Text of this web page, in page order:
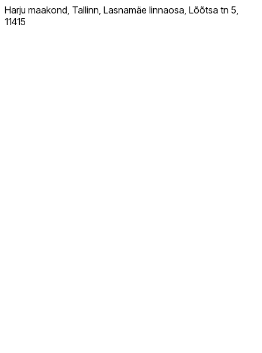
Harju maakond, Tallinn, Lasnamäe linnaosa, Lõõtsa tn 5,
11415